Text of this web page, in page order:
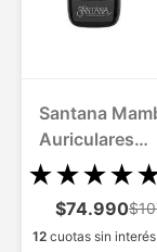
Santana
Auriculares
Inalámbricos
Bluetooth 2
★★★★
$74.990
12cuotas sin